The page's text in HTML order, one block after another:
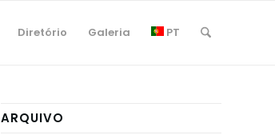
Diretório Galeria PT
ARQUIVO